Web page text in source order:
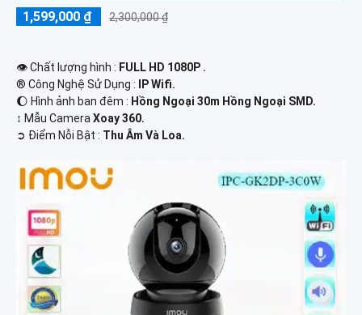
1,599,000 ₫ 2,300,000 ₫
👁 Chất lượng hình : FULL HD 1080P .
®️ Công Nghệ Sử Dụng :
IP Wifi.
🌔 Hình ảnh ban đêm : Hồng Ngoại 30m Hồng Ngoại SMD.
↕️ Mẫu Camera Xoay 360.
️➲ Điểm Nỗi Bật : Thu Âm Và Loa.